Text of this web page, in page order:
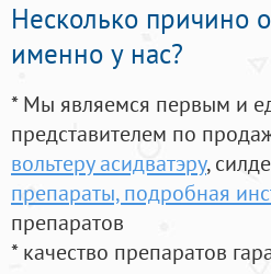
Несколько причино
именно у нас?
* Мы являемся первым и
представителем по
вольтеру асидватэру,
препараты, подробная
препаратов
* качество препаратов